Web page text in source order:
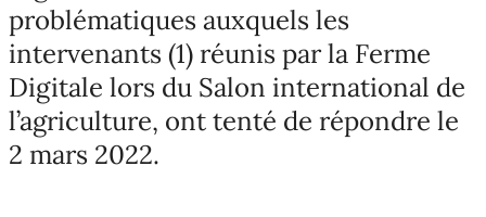
problématiques auxquels les
intervenants (1) réunis par la Ferme
Digitale lors du Salon international de
l’agriculture, ont tenté de répondre le
2 mars 2022.